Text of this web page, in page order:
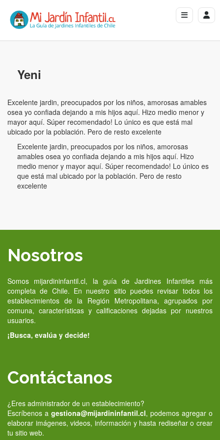
Yeni
Excelente jardin, preocupados por los niños, amorosas amables
osea yo confiada dejando a mis hijos aquí. Hizo medio menor y
mayor aquí. Súper recomendado! Lo único es que está mal
ubicado por la población. Pero de resto excelente
Excelente jardin, preocupados por los niños, amorosas
amables osea yo confiada dejando a mis hijos aquí. Hizo
medio menor y mayor aquí. Súper recomendado! Lo único es
que está mal ubicado por la población. Pero de resto
excelente
Nosotros
Somos mijardininfantil.cl, la guía de Jardines Infantiles más
completa de Chile. En nuestro sitio puedes revisar todos los
establecimientos de la Región Metropolitana, agrupados por
comuna, características y calificaciones dejadas por nuestros
usuarios.
¡Busca, evalúa y decide!
Contáctanos
¿Eres administrador de un establecimiento?
Escríbenos a gestiona@mijardininfantil.cl, podemos agregar o
elaborar imágenes, videos, información y hasta rediseñar o crear
tu sitio web.